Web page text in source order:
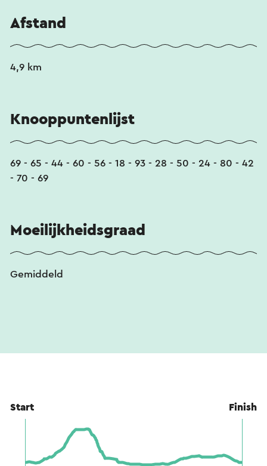
Afstand
4,9 km
Knooppuntenlijst
69 - 65 - 44 - 60 - 56 - 18 - 93 - 28 - 50 - 24 - 80 - 42
- 70 - 69
Moeilijkheidsgraad
Gemiddeld
Start Finish